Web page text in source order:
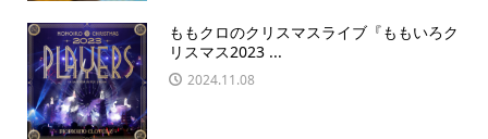
ももクロのクリスマスライブ『ももいろク
リスマス2023 ...
2024.11.08